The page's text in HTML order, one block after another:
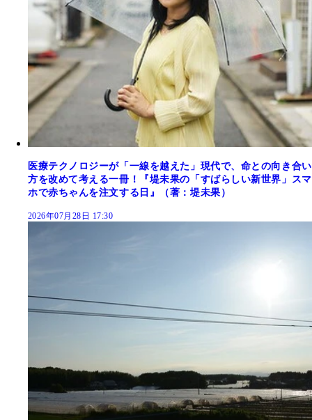
医療テクノロジーが「一線を越えた」現代で、命との向き合い
方を改めて考える一冊！『堤未果の「すばらしい新世界」スマ
ホで赤ちゃんを注文する日』（著：堤未果）
2026年07月28日 17:30